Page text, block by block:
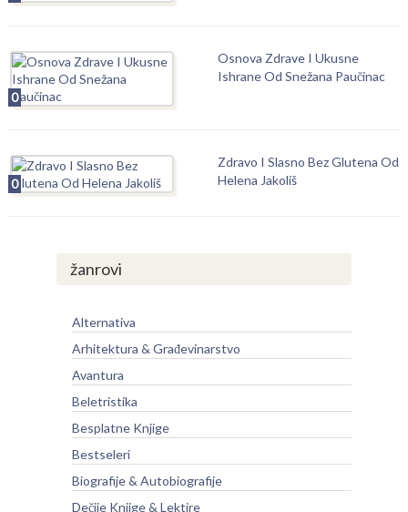
0
Osnova Zdrave I Ukusne
Ishrane Od Snežana Paučinac
0
Zdravo I Slasno Bez Glutena Od
Helena Jakoliš
žanrovi
Alternativa
Arhitektura & Građevinarstvo
Avantura
Beletristika
Besplatne Knjige
Bestseleri
Biografije & Autobiografije
Dečije Knjige & Lektire